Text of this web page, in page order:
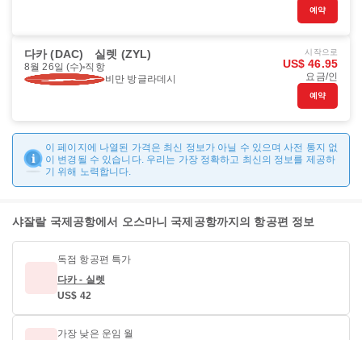
예약
다카 (DAC) 실렛 (ZYL)
8월 26일 (수) 직항
비만 방글라데시
시작으로
US$ 46.95
요금/인
예약
이 페이지에 나열된 가격은 최신 정보가 아닐 수 있으며 사전 통지 없
이 변경될 수 있습니다. 우리는 가장 정확하고 최신의 정보를 제공하
기 위해 노력합니다.
샤잘랄 국제공항에서 오스마니 국제공항까지의 항공편 정보
독점 항공편 특가
다카 - 실렛
US$ 42
가장 낮은 운임 월